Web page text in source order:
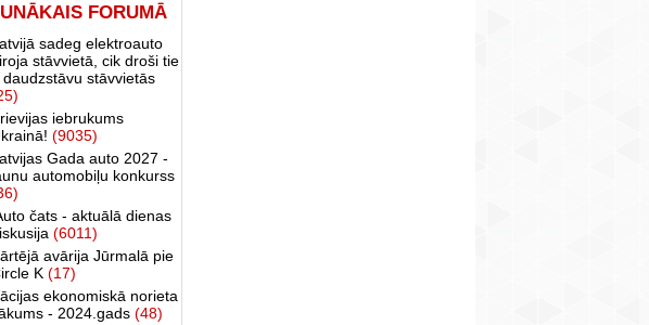
FORUMĀ
sadeg elektroauto
stāvvietā, cik droši tie
daudzstāvu stāvvietās
iebrukums
(9035)
Gada auto 2027 -
automobiļu konkurss
čats - aktuālā dienas
(6011)
avārija Jūrmalā pie
K (17)
ekonomiskā norieta
- 2024.gads (48)